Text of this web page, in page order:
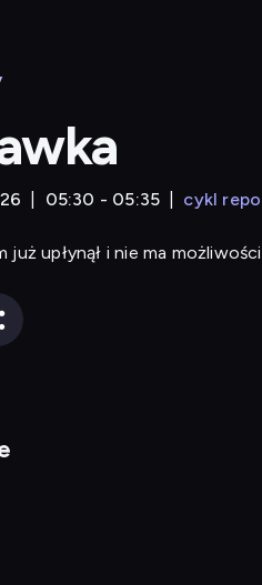
05:30 - 05:35 cykl
już upłynął i nie ma